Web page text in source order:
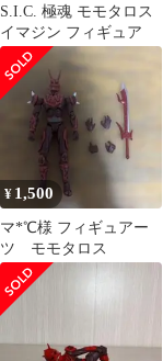
S.I.C. 極魂 モモタロス
イマジン フィギュア
¥ 1,500
マ*℃様 フィギュアー
ツ モモタロス